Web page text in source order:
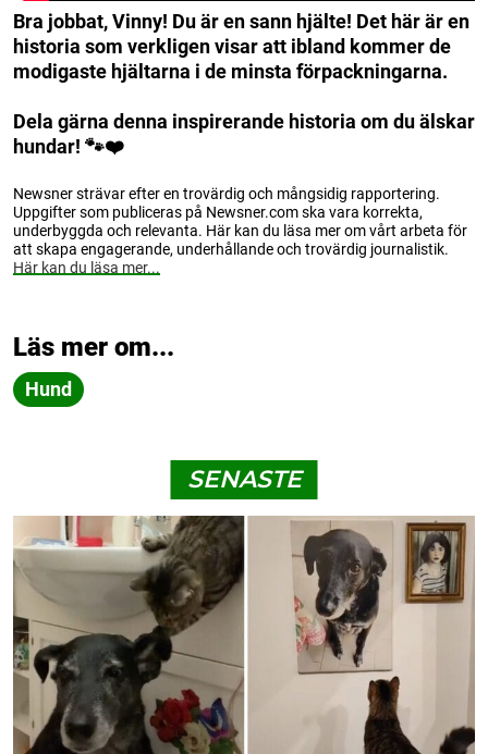
Bra jobbat, Vinny! Du är en sann hjälte! Det här är en
historia som verkligen visar att ibland kommer de
modigaste hjältarna i de minsta förpackningarna.
Dela gärna denna inspirerande historia om du älskar
hundar! 🐾❤️
Newsner strävar efter en trovärdig och mångsidig rapportering.
Uppgifter som publiceras på Newsner.com ska vara korrekta,
underbyggda och relevanta. Här kan du läsa mer om vårt arbeta för
att skapa engagerande, underhållande och trovärdig journalistik.
Här kan du läsa mer...
Läs mer om...
Hund
SENASTE